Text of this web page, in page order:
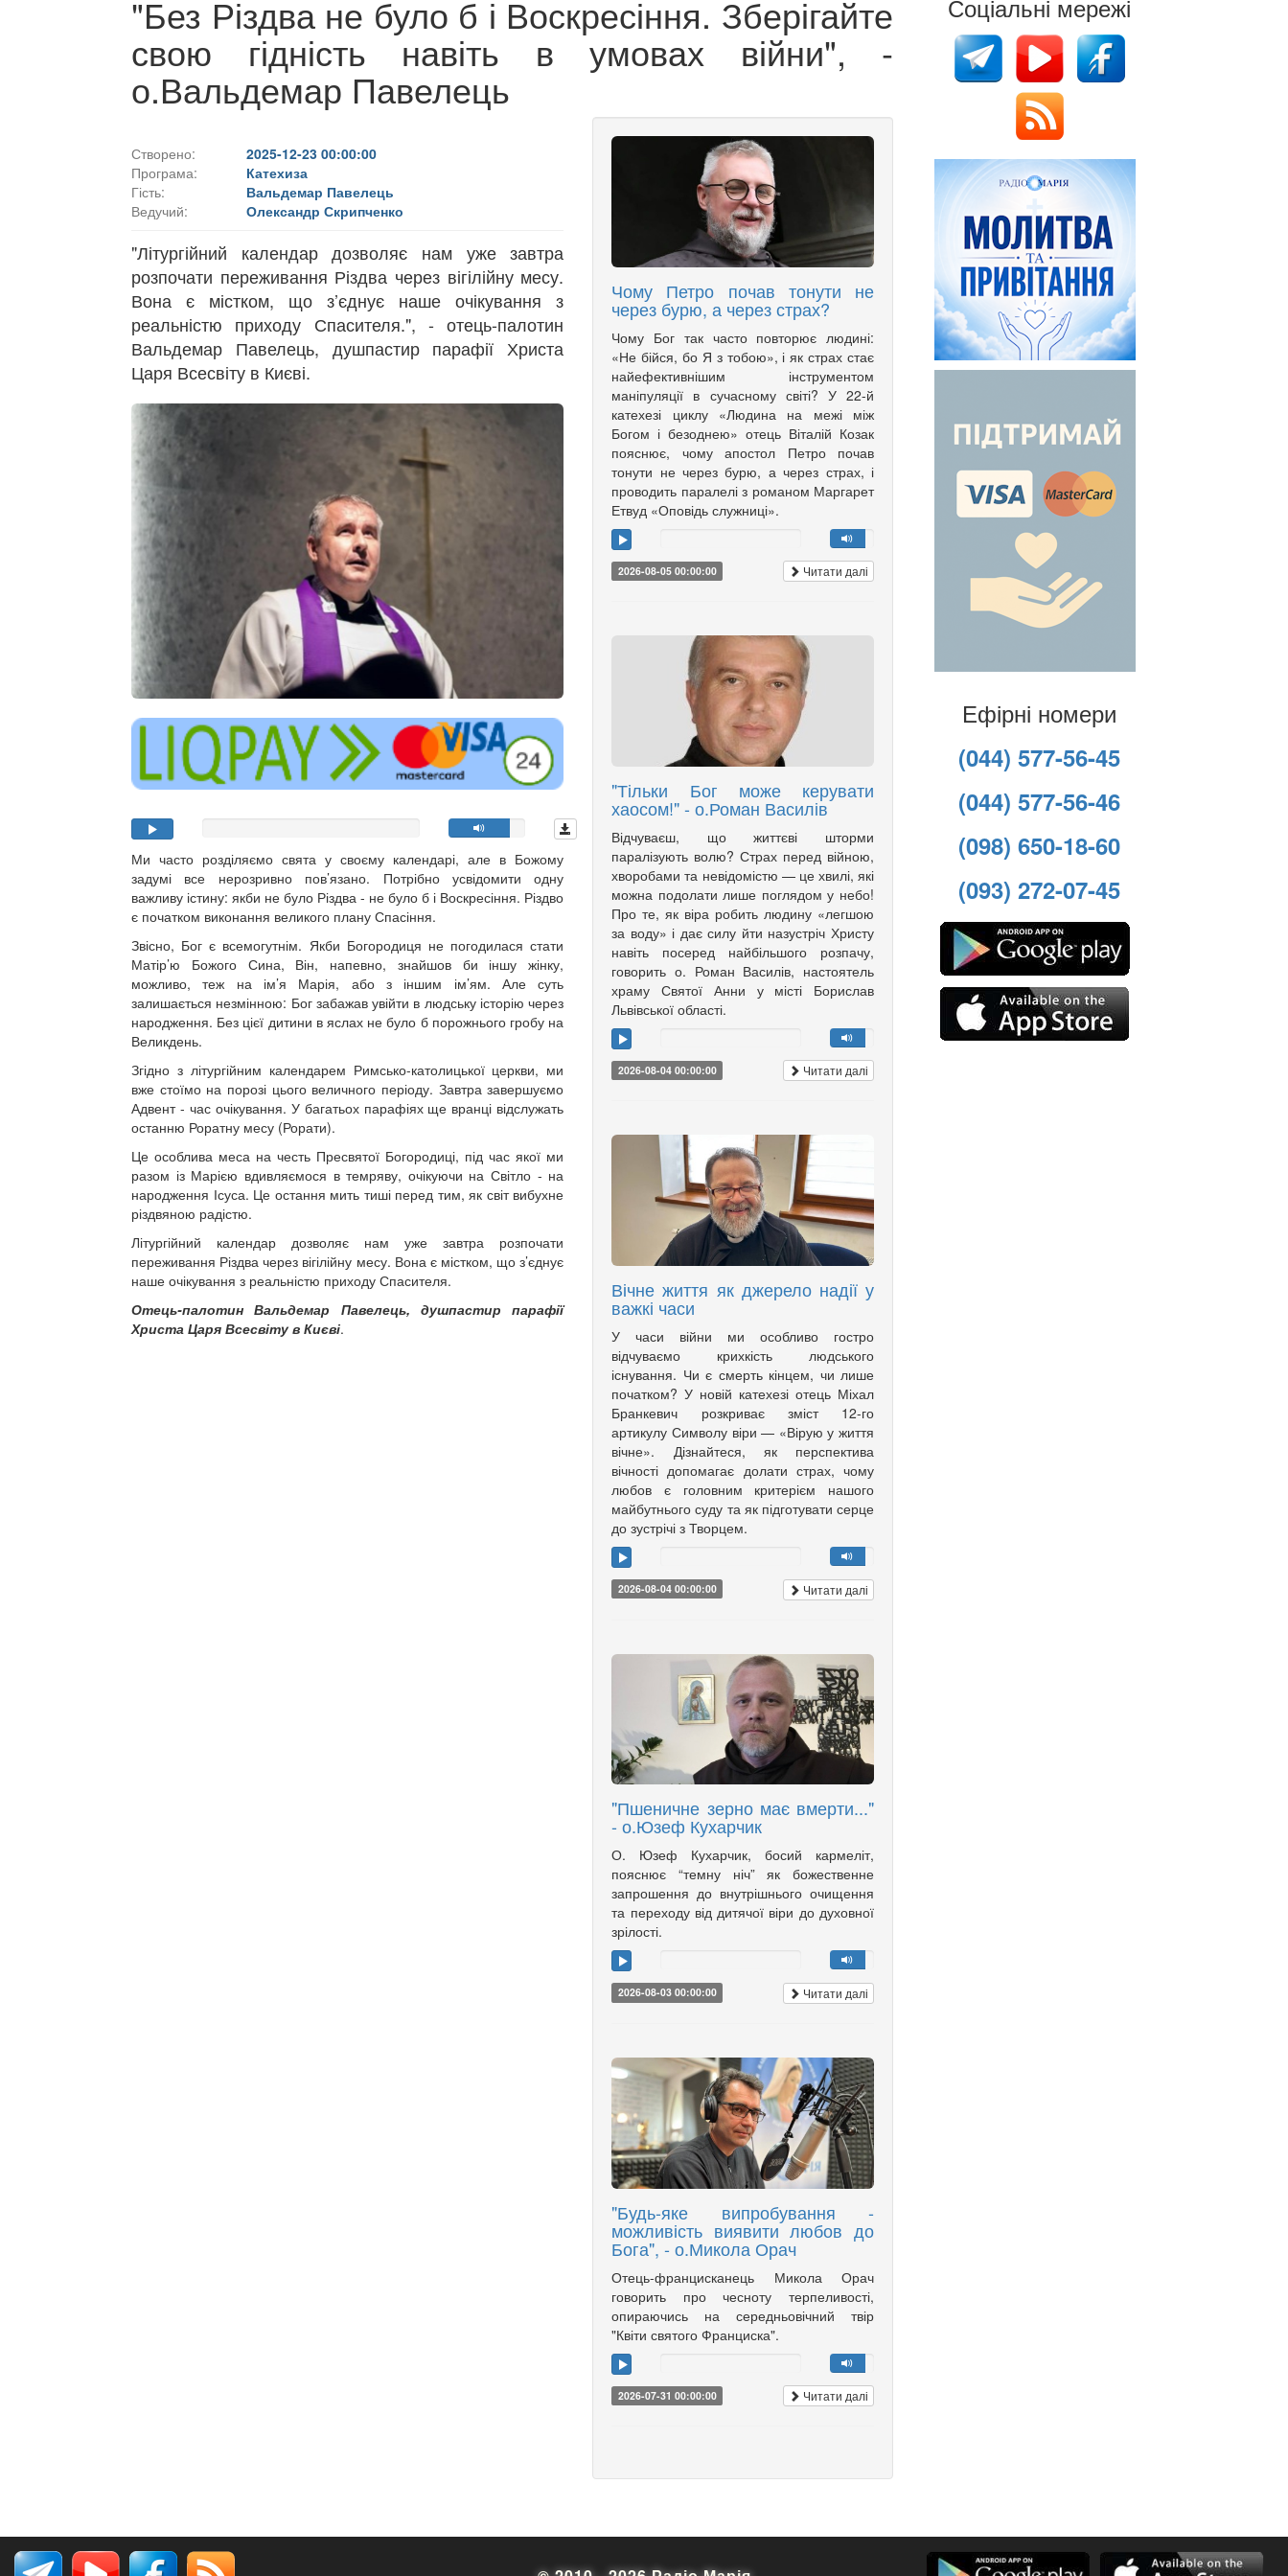
"Без Різдва не було б і Воскресіння. Зберігайте
свою гідність навіть в умовах війни", -
о.Вальдемар Павелець
Створено:
2025-12-23 00:00:00
Програма:
Катехиза
Гість:
Вальдемар Павелець
Ведучий:
Олександр Скрипченко
"Літургійний календар дозволяє нам уже завтра
розпочати переживання Різдва через вігілійну месу.
Вона є містком, що з’єднує наше очікування з
реальністю приходу Спасителя.", - отець-палотин
Вальдемар Павелець, душпастир парафії Христа
Царя Всесвіту в Києві.
Ми часто розділяємо свята у своєму календарі, але в Божому
задумі все нерозривно пов’язано. Потрібно усвідомити одну
важливу істину: якби не було Різдва - не було б і Воскресіння. Різдво
є початком виконання великого плану Спасіння.
Звісно, Бог є всемогутнім. Якби Богородиця не погодилася стати
Матір’ю Божого Сина, Він, напевно, знайшов би іншу жінку,
можливо, теж на ім’я Марія, або з іншим ім’ям. Але суть
залишається незмінною: Бог забажав увійти в людську історію через
народження. Без цієї дитини в яслах не було б порожнього гробу на
Великдень.
Згідно з літургійним календарем Римсько-католицької церкви, ми
вже стоїмо на порозі цього величного періоду. Завтра завершуємо
Адвент - час очікування. У багатьох парафіях ще вранці відслужать
останню Роратну месу (Рорати).
Це особлива меса на честь Пресвятої Богородиці, під час якої ми
разом із Марією вдивляємося в темряву, очікуючи на Світло - на
народження Ісуса. Це остання мить тиші перед тим, як світ вибухне
різдвяною радістю.
Літургійний календар дозволяє нам уже завтра розпочати
переживання Різдва через вігілійну месу. Вона є містком, що з’єднує
наше очікування з реальністю приходу Спасителя.
Отець-палотин Вальдемар Павелець, душпастир парафії
Христа Царя Всесвіту в Києві.
Чому Петро почав тонути не
через бурю, а через страх?
Чому Бог так часто повторює людині:
«Не бійся, бо Я з тобою», і як страх стає
найефективнішим інструментом
маніпуляції в сучасному світі? У 22-й
катехезі циклу «Людина на межі між
Богом і безоднею» отець Віталій Козак
пояснює, чому апостол Петро почав
тонути не через бурю, а через страх, і
проводить паралелі з романом Маргарет
Етвуд «Оповідь служниці».
2026-08-05 00:00:00 Читати далі
"Тільки Бог може керувати
хаосом!" - о.Роман Василів
Відчуваєш, що життєві шторми
паралізують волю? Страх перед війною,
хворобами та невідомістю — це хвилі, які
можна подолати лише поглядом у небо!
Про те, як віра робить людину «легшою
за воду» і дає силу йти назустріч Христу
навіть посеред найбільшого розпачу,
говорить о. Роман Василів, настоятель
храму Святої Анни у місті Борислав
Львівської області.
2026-08-04 00:00:00 Читати далі
Вічне життя як джерело надії у
важкі часи
У часи війни ми особливо гостро
відчуваємо крихкість людського
існування. Чи є смерть кінцем, чи лише
початком? У новій катехезі отець Міхал
Бранкевич розкриває зміст 12-го
артикулу Символу віри — «Вірую у життя
вічне». Дізнайтеся, як перспектива
вічності допомагає долати страх, чому
любов є головним критерієм нашого
майбутнього суду та як підготувати серце
до зустрічі з Творцем.
2026-08-04 00:00:00 Читати далі
"Пшеничне зерно має вмерти..."
- о.Юзеф Кухарчик
О. Юзеф Кухарчик, босий кармеліт,
пояснює “темну ніч” як божественне
запрошення до внутрішнього очищення
та переходу від дитячої віри до духовної
зрілості.
2026-08-03 00:00:00 Читати далі
"Будь-яке випробування -
можливість виявити любов до
Бога", - о.Микола Орач
Отець-францисканець Микола Орач
говорить про чесноту терпеливості,
опираючись на середньовічний твір
"Квіти святого Франциска".
2026-07-31 00:00:00 Читати далі
Соціальні мережі
Ефірні номери
(044) 577-56-45
(044) 577-56-46
(098) 650-18-60
(093) 272-07-45